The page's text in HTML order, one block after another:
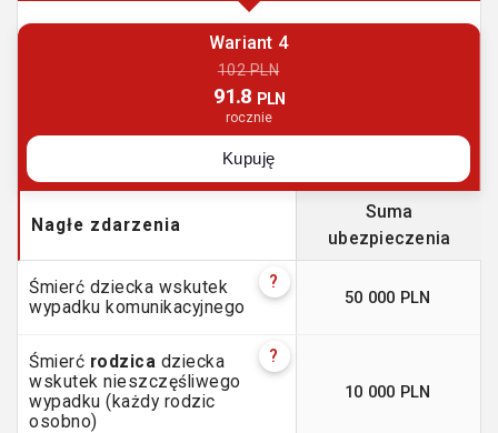
Wariant 4
102 PLN
91.8 PLN
rocznie
Kupuję
Nagłe zdarzenia
Suma
ubezpieczenia
Śmierć dziecka wskutek
wypadku komunikacyjnego
?
50 000 PLN
Śmierć rodzica dziecka
wskutek nieszczęśliwego
wypadku (każdy rodzic
osobno)
?
10 000 PLN